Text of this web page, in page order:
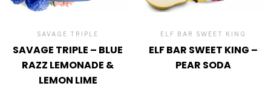
SAVAGE TRIPLE
SAVAGE TRIPLE – BLUE
RAZZ LEMONADE &
LEMON LIME
ELF BAR SWEET KING
ELF BAR SWEET KING –
PEAR SODA